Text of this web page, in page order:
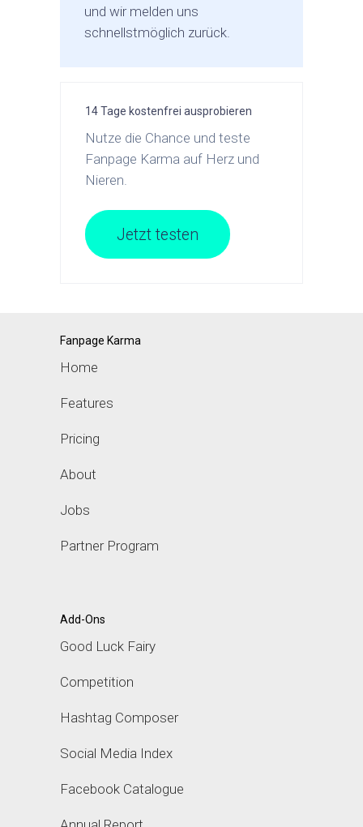
und wir melden uns
schnellstmöglich zurück.
14 Tage kostenfrei ausprobieren
Nutze die Chance und teste
Fanpage Karma auf Herz und
Nieren.
Jetzt testen
Fanpage Karma
Home
Features
Pricing
About
Jobs
Partner Program
Add-Ons
Good Luck Fairy
Competition
Hashtag Composer
Social Media Index
Facebook Catalogue